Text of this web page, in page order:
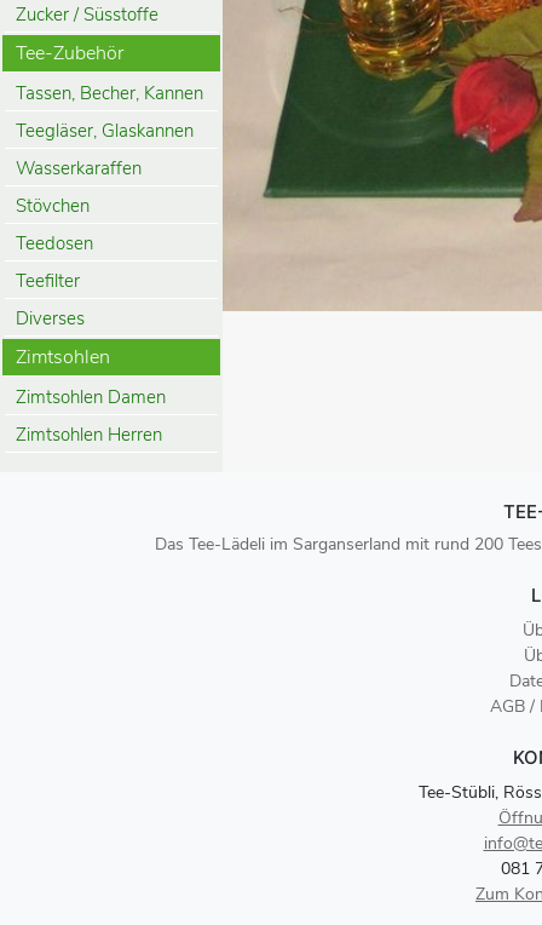
Zucker / Süsstoffe
Tee-Zubehör
Tassen, Becher, Kannen
Teegläser, Glaskannen
Wasserkaraffen
Stövchen
Teedosen
Teefilter
Diverses
Zimtsohlen
Zimtsohlen Damen
Zimtsohlen Herren
Das Tee-Lädeli im Sarganserland mit rund 200
AGB /
Tee-Stübli,
081
Zum